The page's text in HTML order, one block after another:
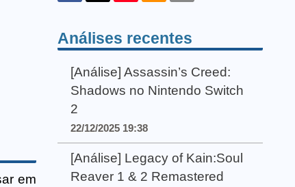
em
Análises recentes
[Análise] Assassin’s Creed:
Shadows no Nintendo Switch
2
22/12/2025 19:38
[Análise] Legacy of Kain:Soul
Reaver 1 & 2 Remastered